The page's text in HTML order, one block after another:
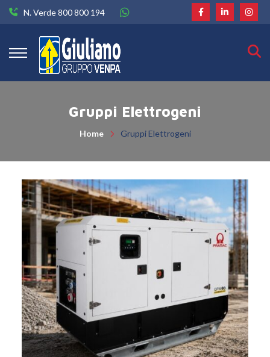
N. Verde 800 800 194
Gruppi Elettrogeni
Home Gruppi Elettrogeni